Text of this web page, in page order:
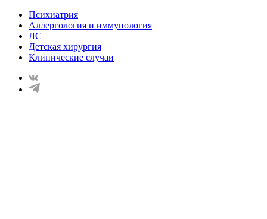
Психиатрия
Аллергология и иммунология
ЛС
Детская хирургия
Клинические случаи